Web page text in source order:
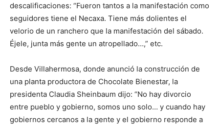
descalificaciones: “Fueron tantos a la manifestación como
seguidores tiene el Necaxa. Tiene más dolientes el
velorio de un ranchero que la manifestación del sábado.
Éjele, junta más gente un atropellado…,” etc.
Desde Villahermosa, donde anunció la construcción de
una planta productora de Chocolate Bienestar, la
presidenta Claudia Sheinbaum dijo: “No hay divorcio
entre pueblo y gobierno, somos uno solo… y cuando hay
gobiernos cercanos a la gente y el gobierno responde a